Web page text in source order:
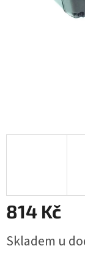
814 Kč
cena:
Skladem u